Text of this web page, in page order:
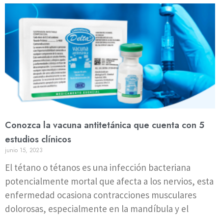
Conozca la vacuna antitetánica que cuenta con 5
estudios clínicos
junio 15, 2023
El tétano o tétanos es una infección bacteriana
potencialmente mortal que afecta a los nervios, esta
enfermedad ocasiona contracciones musculares
dolorosas, especialmente en la mandíbula y el